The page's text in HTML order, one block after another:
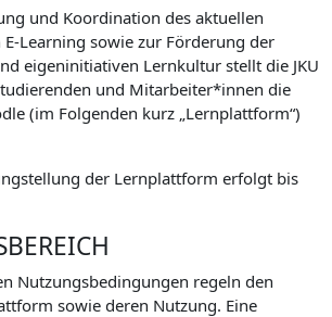
und Koordination des aktuellen
Learning sowie zur Förderung der
eigeninitiativen Lernkultur stellt die JKU
und Mitarbeiter*innen die
(im Folgenden kurz „Lernplattform“)
der Lernplattform erfolgt bis
Nutzungsbedingungen regeln den
sowie deren Nutzung. Eine